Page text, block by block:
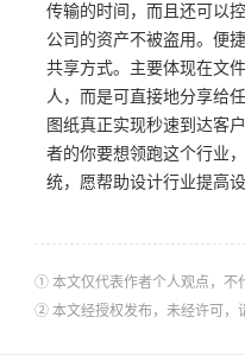
传输的时间，而且还可以
公司的资产不被盗用。便
共享方式。主要体现在文
人，而是可直接地分享给
图纸真正实现秒速到达客
者的你要想领跑这个行业
统，愿帮助设计行业提高
① 本文仅代表作者个人观点，不
② 本文经授权发布，未经许可，